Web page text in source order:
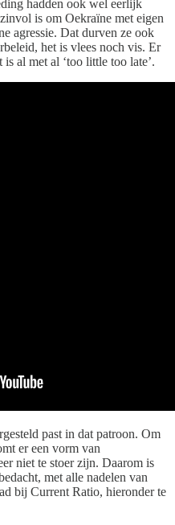
hadden ook wel eerlijk
is om Oekraïne met eigen
agressie. Dat durven ze ook
het is vlees noch vis. Er
al met al ‘too little too late’.
past in dat patroon. Om
er een vorm van
niet te stoer zijn. Daarom is
met alle nadelen van
bij Current Ratio, hieronder te